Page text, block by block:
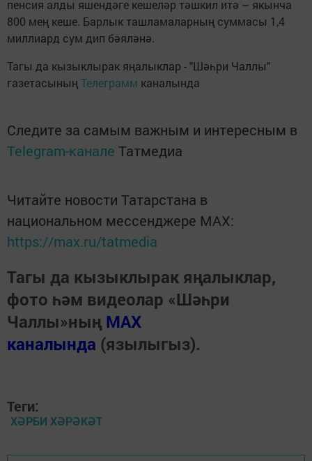
пенсия алды яшендәге кешеләр тәшкил итә – якынча
800 мең кеше. Барлык ташламаларның суммасы 1,4
миллиард сум дип бәяләнә.
Тагы да кызыклырак яңалыклар - "Шәһри Чаллы"
газетасыныңТелеграмм каналында
Следите за самым важным и интересным в
Telegram-канале Татмедиа
Читайте новости Татарстана в
национальном мессенджере MАХ:
https://max.ru/tatmedia
Тагы да кызыклырак яңалыклар,
фото һәм видеолар «Шәһри
Чаллы»ның MAX
каналында (язылыгыз).
Теги:
ХӘРБИ ХӘРӘКӘТ